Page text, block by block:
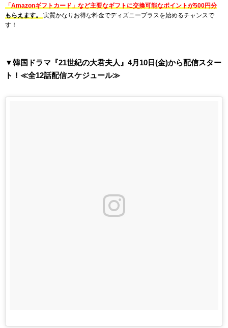
「Amazonギフトカード」など主要なギフトに交換可能なポイントが500円分
もらえます。実質かなりお得な料金でディズニープラスを始めるチャンスで
す！
▼韓国ドラマ『21世紀の大君夫人』4月10日(金)から配信スター
ト！≪全12話配信スケジュール≫